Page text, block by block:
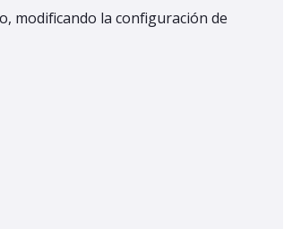
modificando la configuración de